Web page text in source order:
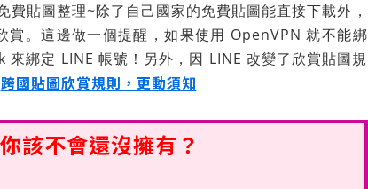
費貼圖整理~除了自己國家的免費貼圖能直接下載外，
。這邊做一個提醒，如果使用 OpenVPN 就不能綁
綁定 LINE 帳號！另外，因 LINE 改變了欣賞貼圖規
跨國貼圖欣賞規則，更動須知
該不會還沒擁有？